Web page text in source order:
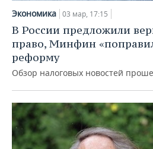
Экономика 03 мар, 17:15
В России предложили
право, Минфин
реформу
Обзор налоговых новостей